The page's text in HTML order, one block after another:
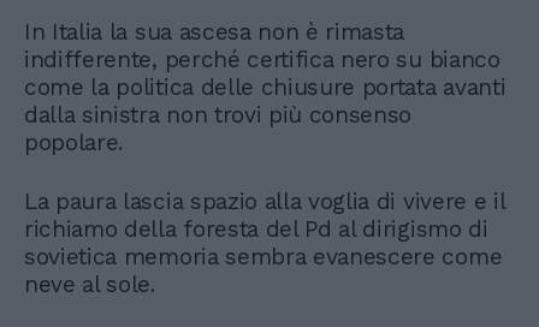
In Italia la sua ascesa non è rimasta
indifferente, perché certifica nero su bianco
come la politica delle chiusure portata avanti
dalla sinistra non trovi più consenso
popolare.
La paura lascia spazio alla voglia di vivere e il
richiamo della foresta del Pd al dirigismo di
sovietica memoria sembra evanescere come
neve al sole.